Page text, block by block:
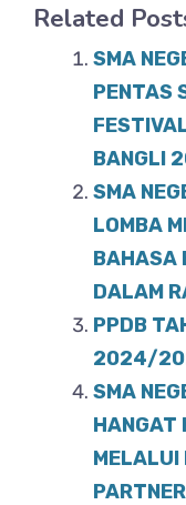
c
e
k
at
s
A
p
p
Related
SMA
PENTAS
BANGLI
SMA
LOMBA
BAHASA
DALAM
PPDB
2024/
SMA
HANGAT
MELALUI